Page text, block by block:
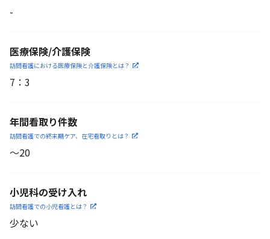
-
医療保険/介護保険
訪問看護における医療保険と介護保険とは？
7 ： 3
年間看取り件数
訪問看護での終末期ケア、 在宅看取りとは？
〜20
小児科の受け入れ
訪問看護での小児看護とは？
少ない